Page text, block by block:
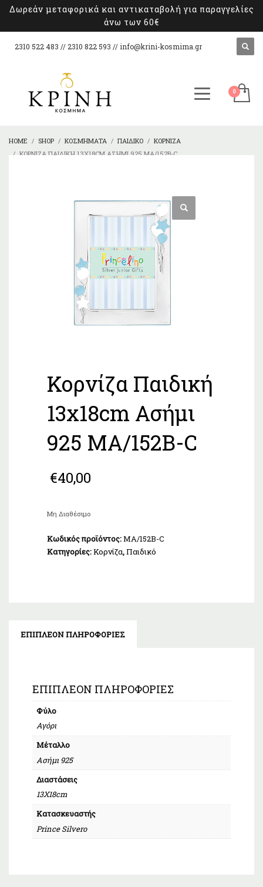
Δωρεάν μεταφορικά και αντικαταβολή για παραγγελίες
άνω των 60€
2310 522 483 // 2310 822 593 // info@krini-kosmima.gr
HOME SHOP ΚΟΣΜΉΜΑΤΑ ΠΑΙΔΙΚΌ
ΚΟΡΝΊΖΑ
ΚΟΡΝΊΖΑ ΠΑΙΔΙΚΉ 13X18CM ΑΣΉΜΙ 925 MA/152B-C
Κορνίζα Παιδική
13x18cm Ασήμι
925 MA/152B-C
€40,00
Μη Διαθέσιμο
Κωδικός προϊόντος:MA/152B-C
Κατηγορίες:Κορνίζα,Παιδικό
ΕΠΙΠΛΈΟΝ ΠΛΗΡΟΦΟΡΊΕΣ
ΕΠΙΠΛΈΟΝ ΠΛΗΡΟΦΟΡΊΕΣ
Φύλο
Αγόρι
Μέταλλο
Ασήμι 925
Διαστάσεις
13Χ18cm
Κατασκευαστής
Prince Silvero